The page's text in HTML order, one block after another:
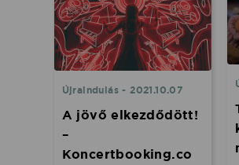
Újraindulás - 2021.10.07
A jövő elkezdődött!
–
Koncertbooking.co